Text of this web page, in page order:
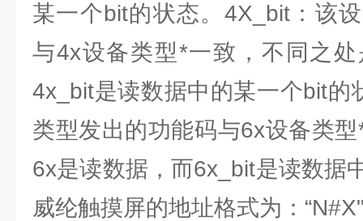
某一个bit的状态。4X_bit：该
与4x设备类型*一致，不同之
4x_bit是读数据中的某一个bit的
类型发出的功能码与6x设备类
6x是读数据，而6x_bit是读数据
威纶触摸屏的地址格式为：